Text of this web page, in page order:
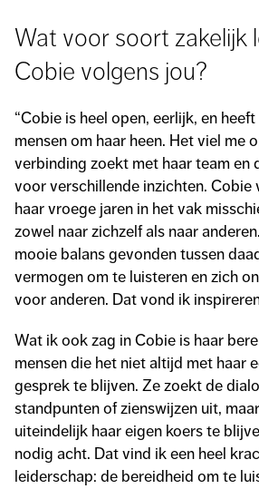
Wat voor soort zakelijk
Cobie volgens jou?
“Cobie is heel open, eerlijk, en
mensen om haar heen. Het viel me
verbinding zoekt met haar team en
voor verschillende inzichten. Cobie
haar vroege jaren in het vak
zowel naar zichzelf als naar
mooie balans gevonden tussen
vermogen om te luisteren en zich
voor anderen. Dat vond ik
Wat ik ook zag in Cobie is haar
mensen die het niet altijd met haar
gesprek te blijven. Ze zoekt de
standpunten of zienswijzen uit,
uiteindelijk haar eigen koers te
nodig acht. Dat vind ik een heel
leiderschap: de bereidheid om te